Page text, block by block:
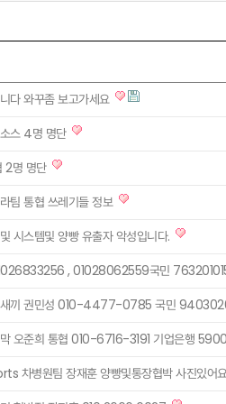
다 와꾸좀 보고가세요
스 4명 명단
2명 명단
팀 통협 쓰레기들 정보
시스템및 양빵 유출자 악성입니다.
, 01028062559국민
새끼 권민성 010-4477-0785 국민
오준희 통협 010-6716-3191 기업은행
차병원팀 장재훈 양빵및통장협박 사진있어